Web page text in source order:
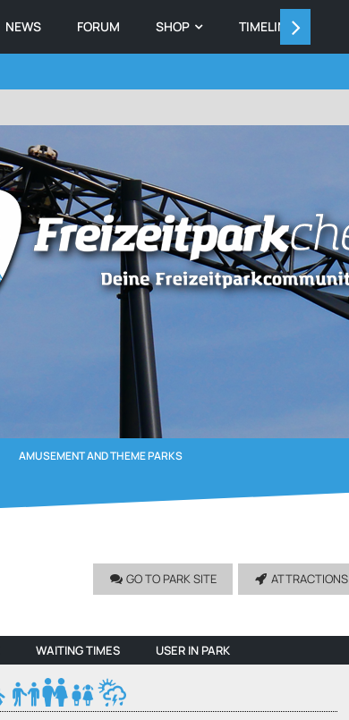
NEWS FORUM SHOP TIMELINE
AMUSEMENT AND THEME PARKS
GO TO PARK SITE ATTRACTIONS
WAITING TIMES USER IN PARK